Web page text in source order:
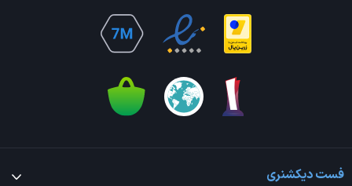
فست دیکشنری